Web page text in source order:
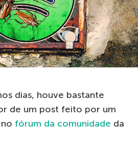
dias, houve bastante
de um post feito por um
fórum da comunidade da